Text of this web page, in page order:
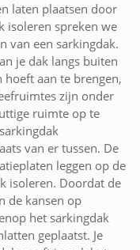
laten plaatsen door
isoleren spreken we
van een sarkingdak.
je dak langs buiten
aan te brengen,
zijn onder
ruimte op te
van er tussen. De
leggen op de
isoleren. Doordat de
de kansen op
het sarkingdak
geplaatst. Je